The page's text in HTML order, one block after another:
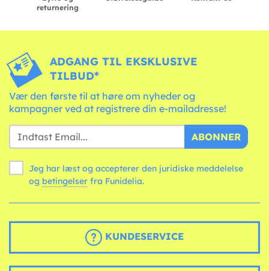
returnering
ADGANG TIL EKSKLUSIVE
TILBUD*
Vær den første til at høre om nyheder og
kampagner ved at registrere din e-mailadresse!
ABONNER
Jeg har læst og accepterer den juridiske meddelelse
og betingelser fra Funidelia.
KUNDESERVICE